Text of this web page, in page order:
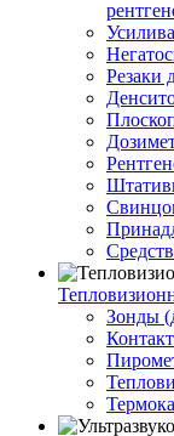
Резаки
Зонды